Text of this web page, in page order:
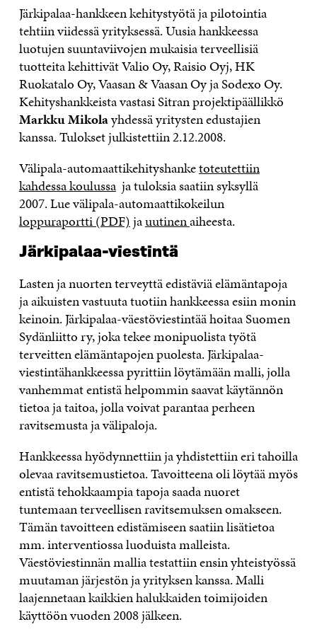
Järkipalaa-hankkeen kehitystyötä ja pilotointia
tehtiin viidessä yrityksessä. Uusia hankkeessa
luotujen suuntaviivojen mukaisia terveellisiä
tuotteita kehittivät Valio Oy, Raisio Oyj, HK
Ruokatalo Oy, Vaasan & Vaasan Oy ja Sodexo Oy.
Kehityshankkeista vastasi Sitran projektipäällikkö
Markku Mikolayhdessä yritysten edustajien
kanssa. Tulokset julkistettiin 2.12.2008.
Välipala-automaattikehityshanketoteutettiin
kahdessa koulussaja tuloksia saatiin syksyllä
2007. Lue välipala-automaattikokeilun
loppuraportti (PDF)jauutinenaiheesta.
Järkipalaa-viestintä
Lasten ja nuorten terveyttä edistäviä elämäntapoja
ja aikuisten vastuuta tuotiin hankkeessa esiin monin
keinoin. Järkipalaa-väestöviestintää hoitaa Suomen
Sydänliitto ry, joka tekee monipuolista työtä
terveitten elämäntapojen puolesta. Järkipalaa-
viestintähankkeessa pyrittiin löytämään malli, jolla
vanhemmat entistä helpommin saavat käytännön
tietoa ja taitoa, jolla voivat parantaa perheen
ravitsemusta ja välipaloja.
Hankkeessa hyödynnettiin ja yhdistettiin eri tahoilla
olevaa ravitsemustietoa. Tavoitteena oli löytää myös
entistä tehokkaampia tapoja saada nuoret
tuntemaan terveellisen ravitsemuksen omakseen.
Tämän tavoitteen edistämiseen saatiin lisätietoa
mm. interventiossa luoduista malleista.
Väestöviestinnän mallia testattiin ensin yhteistyössä
muutaman järjestön ja yrityksen kanssa. Malli
laajennetaan kaikkien halukkaiden toimijoiden
käyttöön vuoden 2008 jälkeen.